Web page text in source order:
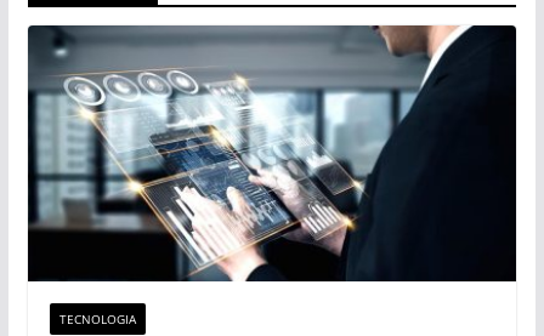
TECNOLOGIA